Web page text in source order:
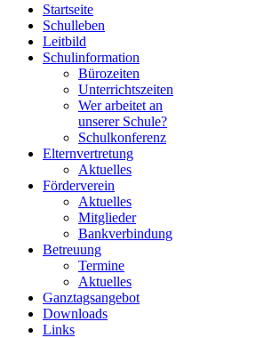
Startseite
Schulleben
Leitbild
Schulinformation
Bürozeiten
Unterrichtszeiten
Wer arbeitet an
unserer Schule?
Schulkonferenz
Elternvertretung
Aktuelles
Förderverein
Aktuelles
Mitglieder
Bankverbindung
Betreuung
Termine
Aktuelles
Ganztagsangebot
Downloads
Links